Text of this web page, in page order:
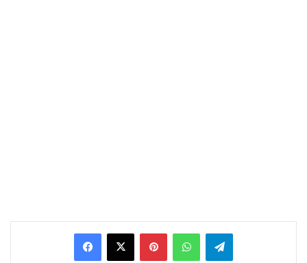
Facebook
X PinterestWhatsAppTelegram